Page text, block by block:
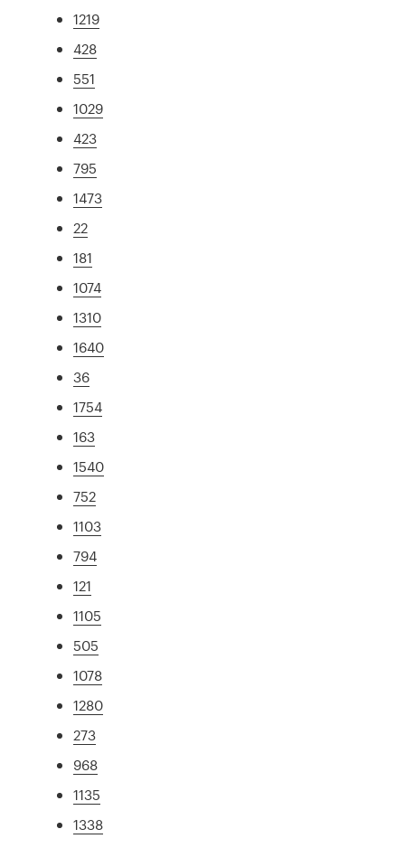
1219
428
551
1029
423
795
1473
22
181
1074
1310
1640
36
1754
163
1540
752
1103
794
121
1105
505
1078
1280
273
968
1135
1338